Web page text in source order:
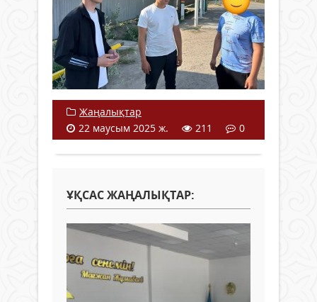
Жаңалықтар
22 маусым 2025 ж.
211 0
ҰҚСАС ЖАҢАЛЫҚТАР: